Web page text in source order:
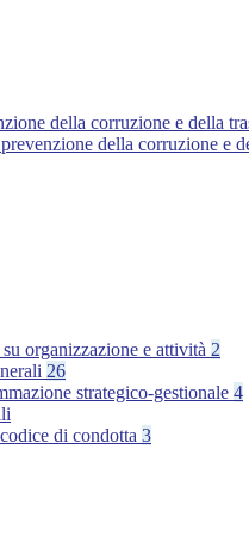
della corruzione e della
della corruzione e
organizzazione e attività 2
26
strategico-gestionale 4
di condotta 3